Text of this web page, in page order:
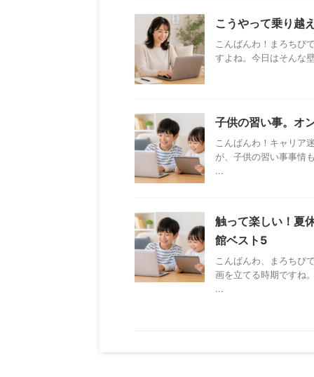
こうやって乗り越
こんばんわ！まろちぴ
すよね。今日はそんな
子供の習い事。オ
こんばんわ！キャリア
が、子供の習い事事情
...
触って楽しい！夏
館ベスト5
こんばんわ、まろちぴ
画を立てる時期ですね
...